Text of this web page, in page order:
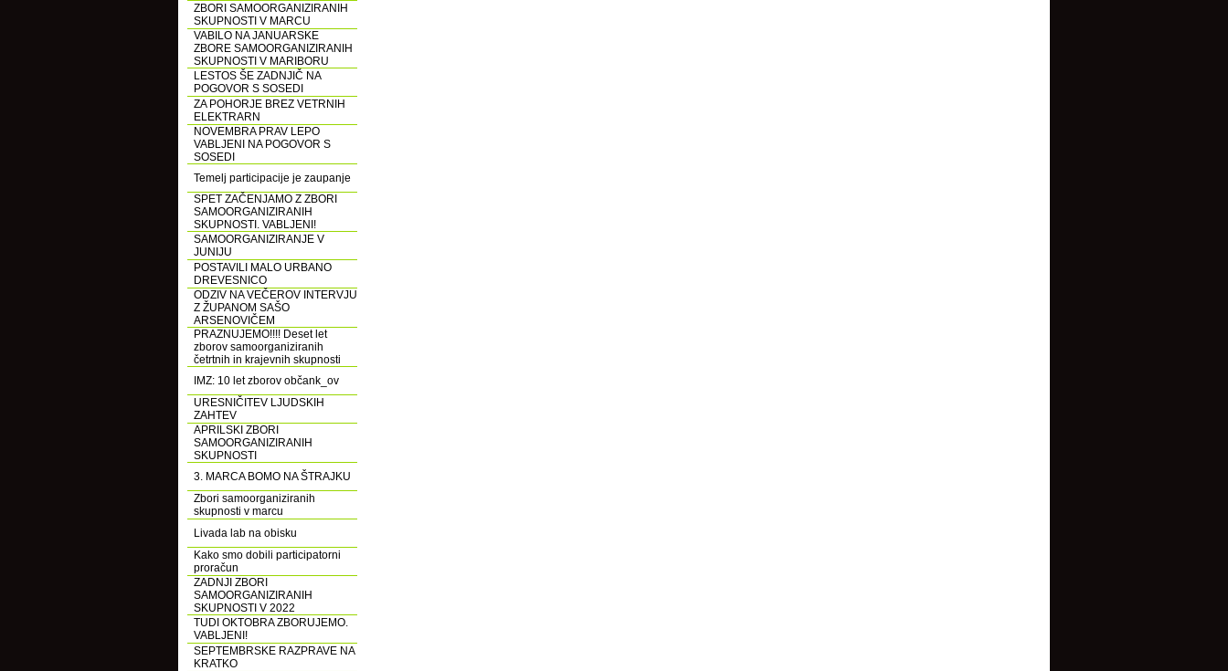
ZBORI SAMOORGANIZIRANIH
SKUPNOSTI V MARCU
VABILO NA JANUARSKE
ZBORE SAMOORGANIZIRANIH
SKUPNOSTI V MARIBORU
LESTOS ŠE ZADNJIČ NA
POGOVOR S SOSEDI
ZA POHORJE BREZ VETRNIH
ELEKTRARN
NOVEMBRA PRAV LEPO
VABLJENI NA POGOVOR S
SOSEDI
Temelj participacije je zaupanje
SPET ZAČENJAMO Z ZBORI
SAMOORGANIZIRANIH
SKUPNOSTI. VABLJENI!
SAMOORGANIZIRANJE V
JUNIJU
POSTAVILI MALO URBANO
DREVESNICO
ODZIV NA VEČEROV INTERVJU
Z ŽUPANOM SAŠO
ARSENOVIČEM
PRAZNUJEMO!!!! Deset let
zborov samoorganiziranih
četrtnih in krajevnih skupnosti
IMZ: 10 let zborov občank_ov
URESNIČITEV LJUDSKIH
ZAHTEV
APRILSKI ZBORI
SAMOORGANIZIRANIH
SKUPNOSTI
3. MARCA BOMO NA ŠTRAJKU
Zbori samoorganiziranih
skupnosti v marcu
Livada lab na obisku
Kako smo dobili participatorni
proračun
ZADNJI ZBORI
SAMOORGANIZIRANIH
SKUPNOSTI V 2022
TUDI OKTOBRA ZBORUJEMO.
VABLJENI!
SEPTEMBRSKE RAZPRAVE NA
KRATKO